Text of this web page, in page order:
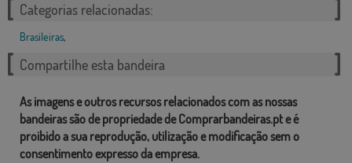
Categorias relacionadas:
Brasileiras,
Compartilhe esta bandeira
As imagens e outros recursos relacionados com as nossas
bandeiras são de propriedade de Comprarbandeiras.pt e é
proibido a sua reprodução, utilização e modificação sem o
consentimento expresso da empresa.